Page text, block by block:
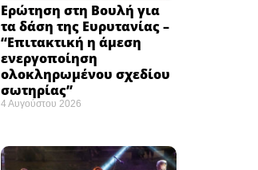
Ερώτηση στη Βουλή για
τα δάση της Ευρυτανίας –
“Eπιτακτική η άμεση
ενεργοποίηση
ολοκληρωμένου σχεδίου
σωτηρίας”
4 Αυγούστου 2026